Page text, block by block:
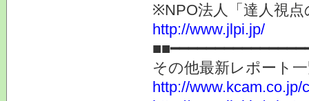
※NPO法人「達人視
http://www.jlpi.jp/
その他最新レポート
http://www.kcam.co.jp/